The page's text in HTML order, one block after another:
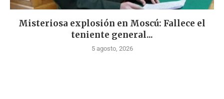
Misteriosa explosión en Moscú: Fallece el
teniente general...
5 agosto, 2026